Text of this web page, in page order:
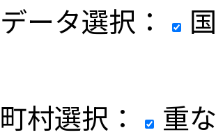
ータ選択：
村選択：
重